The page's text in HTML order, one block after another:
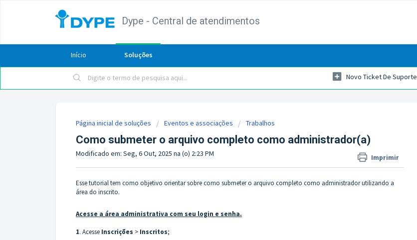
Dype - Central de atendimentos
Início Soluções
Novo Ticket De Suporte
Página inicial de soluções Eventos e associações Trabalhos
Como submeter o arquivo completo como administrador(a)
Imprimir
Modificado em: Seg, 6 Out, 2025 na (o) 2:23 PM
Esse tutorial tem como objetivo orientar sobre como submeter o arquivo completo como administrador utilizando a
área do inscrito.
Acesse a área administrativa com seu login e senha.
1. Acesse Inscrições > Inscritos;